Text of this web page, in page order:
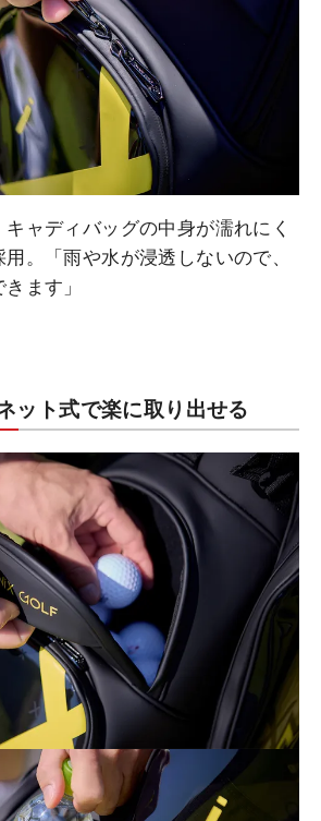
ャディバッグの中身が濡れにく
。「雨や水が浸透しないので、
ます」
ット式で楽に取り出せる